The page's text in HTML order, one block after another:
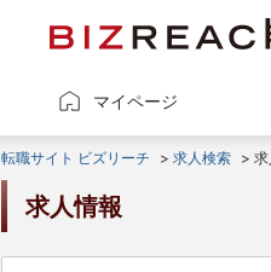
マイページ
転職サイト ビズリーチ > 求人検索 >
求人情報